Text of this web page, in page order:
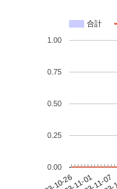
合計
0.00
0.25
0.50
0.75
1.00